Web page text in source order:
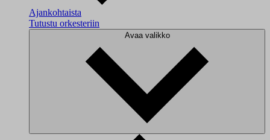
Ajankohtaista
Tutustu orkesteriin
Avaa valikko